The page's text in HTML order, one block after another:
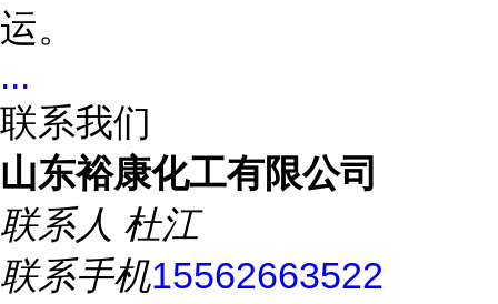
运。
...
联系我们
山东裕康化工有限公司
联系人 杜江
联系手机15562663522